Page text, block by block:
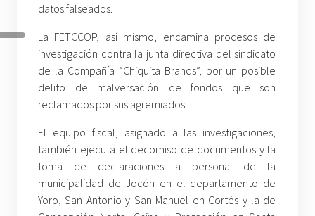
datos falseados.
La FETCCOP, así mismo, encamina procesos de
investigación contra la junta directiva del sindicato
de la Compañía “Chiquita Brands”, por un posible
delito de malversación de fondos que son
reclamados por sus agremiados.
El equipo fiscal, asignado a las investigaciones,
también ejecuta el decomiso de documentos y la
toma de declaraciones a personal de la
municipalidad de Jocón en el departamento de
Yoro, San Antonio y San Manuel en Cortés y la de